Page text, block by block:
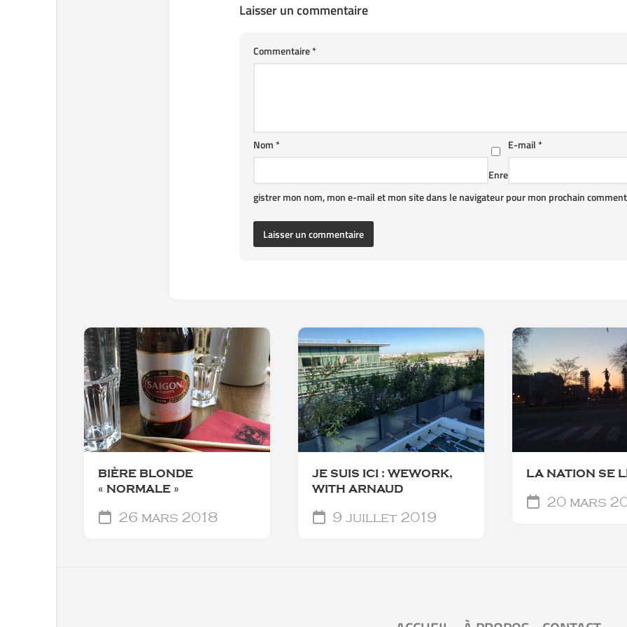
Laisser un commentaire
Commentaire*
E-mail*
Nom*
Enre
gistrer mon nom, mon e-mail et mon site dans le navigateur pour mon prochain
BIÈRE BLONDE
« NORMALE »
26 mars 2018
JE SUIS ICI : WEWORK,
WITH ARNAUD
9 juillet 2019
LA NATION SE
20 mars